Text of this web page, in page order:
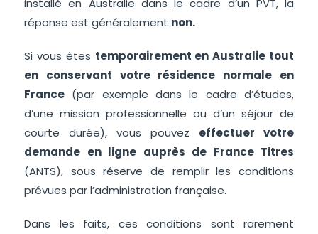
installé en Australie dans le cadre d’un PVT, la
réponse est généralement non.
Si vous êtes temporairement en Australie tout
en conservant votre résidence normale en
France (par exemple dans le cadre d’études,
d’une mission professionnelle ou d’un séjour de
courte durée), vous pouvez effectuer votre
demande en ligne auprès de France Titres
(ANTS), sous réserve de remplir les conditions
prévues par l’administration française.
Dans les faits, ces conditions sont rarement